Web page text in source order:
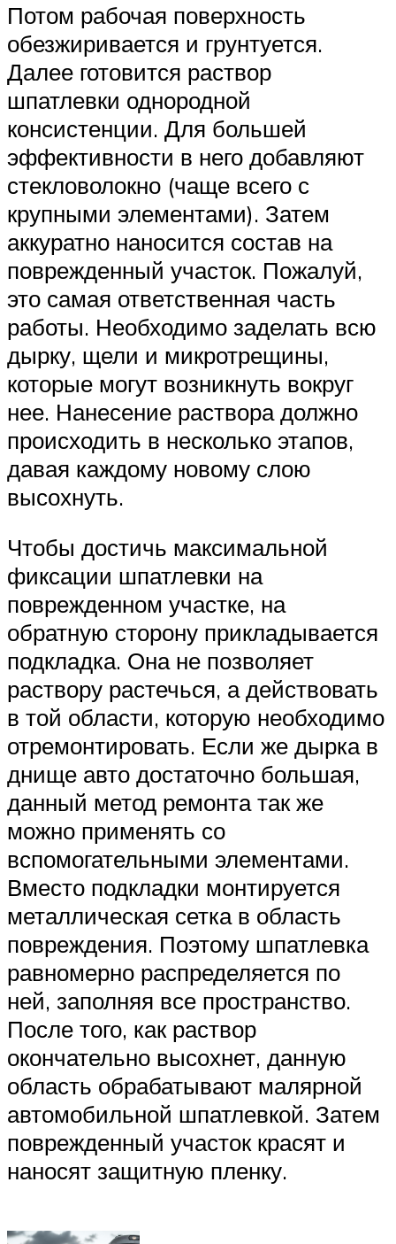
Потом рабочая поверхность
обезжиривается и грунтуется.
Далее готовится раствор
шпатлевки однородной
консистенции. Для большей
эффективности в него добавляют
стекловолокно (чаще всего с
крупными элементами). Затем
аккуратно наносится состав на
поврежденный участок. Пожалуй,
это самая ответственная часть
работы. Необходимо заделать всю
дырку, щели и микротрещины,
которые могут возникнуть вокруг
нее. Нанесение раствора должно
происходить в несколько этапов,
давая каждому новому слою
высохнуть.
Чтобы достичь максимальной
фиксации шпатлевки на
поврежденном участке, на
обратную сторону прикладывается
подкладка. Она не позволяет
раствору растечься, а действовать
в той области, которую необходимо
отремонтировать. Если же дырка в
днище авто достаточно большая,
данный метод ремонта так же
можно применять со
вспомогательными элементами.
Вместо подкладки монтируется
металлическая сетка в область
повреждения. Поэтому шпатлевка
равномерно распределяется по
ней, заполняя все пространство.
После того, как раствор
окончательно высохнет, данную
область обрабатывают малярной
автомобильной шпатлевкой. Затем
поврежденный участок красят и
наносят защитную пленку.